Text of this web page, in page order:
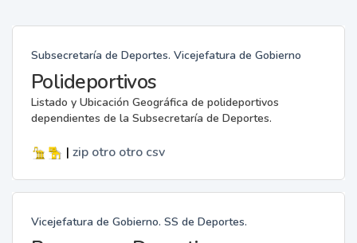
Subsecretaría de Deportes. Vicejefatura de Gobierno
Polideportivos
Listado y Ubicación Geográfica de polideportivos
dependientes de la Subsecretaría de Deportes.
| zip otro otro csv
Vicejefatura de Gobierno. SS de Deportes.